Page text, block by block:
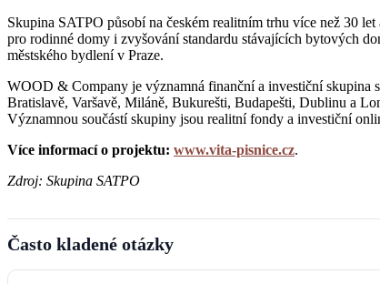
Skupina SATPO působí na českém realitním trhu více než 30
pro rodinné domy i zvyšování standardu stávajících bytových
městského bydlení v Praze.
WOOD & Company je významná finanční a investiční skupina
Bratislavě, Varšavě, Miláně, Bukurešti, Budapešti, Dublinu a
Významnou součástí skupiny jsou realitní fondy a investiční
Více informací o projektu: www.vita-pisnice.cz.
Zdroj: Skupina SATPO
Často kladené otázky